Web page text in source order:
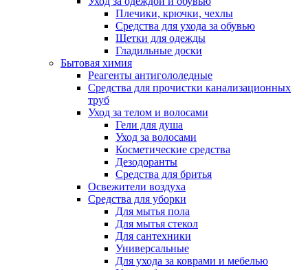
Плечики, крючки, чехлы
Средства для ухода за обувью
Щетки для одежды
Гладильные доски
Бытовая химия
Реагенты антигололедные
Средства для прочистки канализационных
труб
Уход за телом и волосами
Гели для душа
Уход за волосами
Косметические средства
Дезодоранты
Средства для бритья
Освежители воздуха
Средства для уборки
Для мытья пола
Для мытья стекол
Для сантехники
Универсальные
Для ухода за коврами и мебелью